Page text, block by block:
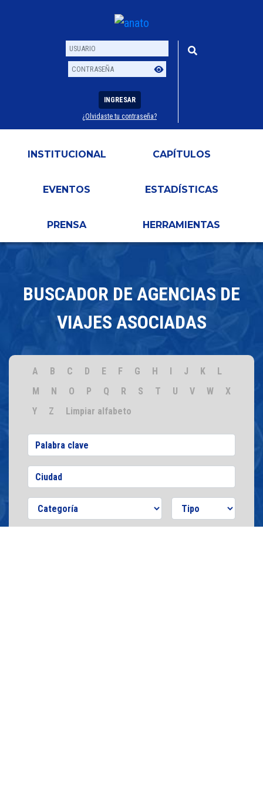
Usuario
Contraseña
INGRESAR
¿Olvidaste tu contraseña?
INSTITUCIONAL CAPÍTULOS
EVENTOS ESTADÍSTICAS
PRENSA HERRAMIENTAS
BUSCADOR DE AGENCIAS DE
VIAJES ASOCIADAS
A B C D E F G H J K
L
M
N O P Q R S T U V W
X
Y
Z Limpiar alfabeto